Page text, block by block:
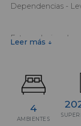
Dependencias -
Este exclusivo
privacidad y
se conecta a un
disfrutar de la vista
Cuenta con 3
Leer más ↓
4
AMBIENTES